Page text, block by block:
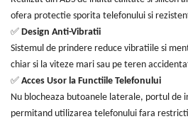
ofera protectie sporita telefonului si
✅ Design Anti-Vibratii
Sistemul de prindere reduce vibratiile si
chiar si la viteze mari sau pe teren
✅ Acces Usor la Functiile Telefonului
Nu blocheaza butoanele laterale, portul de
permitand utilizarea telefonului fara